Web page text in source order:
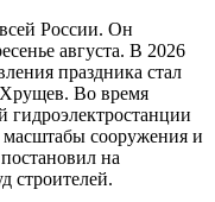
России. Он
августа. В 2026
праздника стал
Во время
масштабы сооружения и
на
строителей.